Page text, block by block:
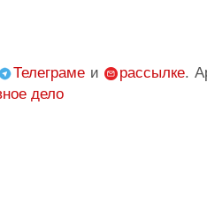
Телеграме и рассылке.
дело